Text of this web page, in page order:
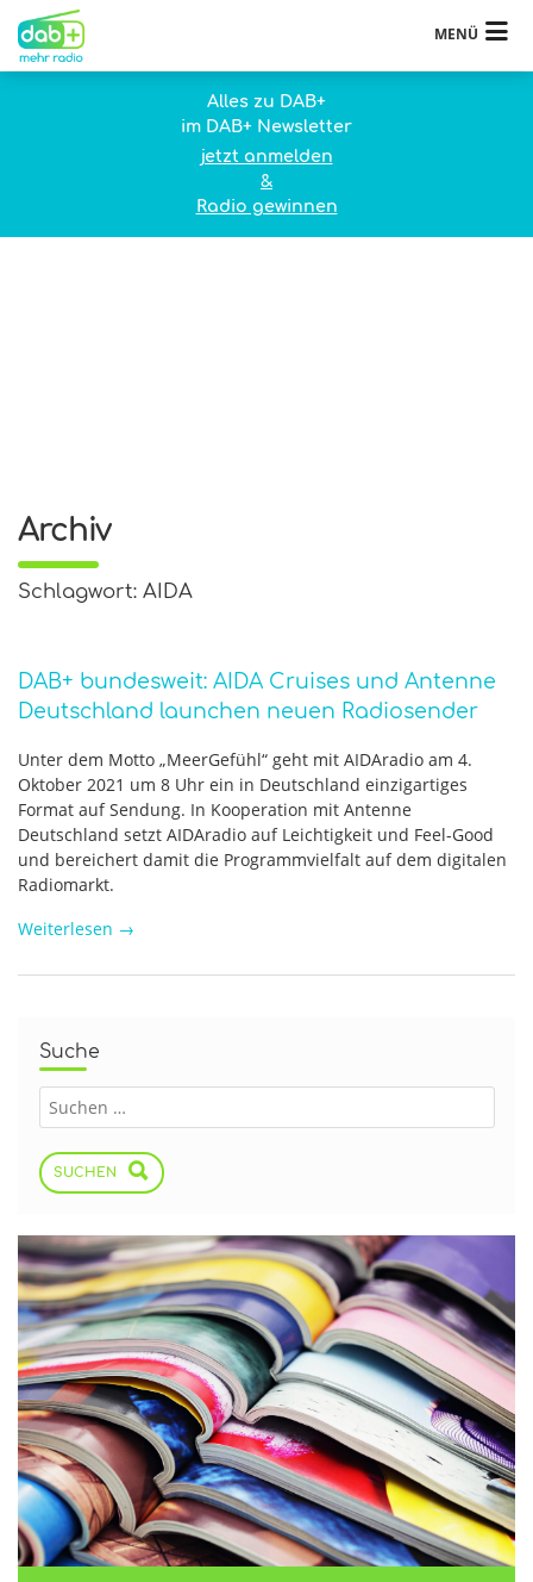
MENÜ
Alles zu DAB+
im DAB+ Newsletter
jetzt anmelden
&
Radio gewinnen
Archiv
Schlagwort: AIDA
DAB+ bundesweit: AIDA Cruises und Antenne
Deutschland launchen neuen Radiosender
Unter dem Motto „MeerGefühl“ geht mit AIDAradio am 4.
Oktober 2021 um 8 Uhr ein in Deutschland einzigartiges
Format auf Sendung. In Kooperation mit Antenne
Deutschland setzt AIDAradio auf Leichtigkeit und Feel-Good
und bereichert damit die Programmvielfalt auf dem digitalen
Radiomarkt.
Weiterlesen →
Suche
SUCHEN